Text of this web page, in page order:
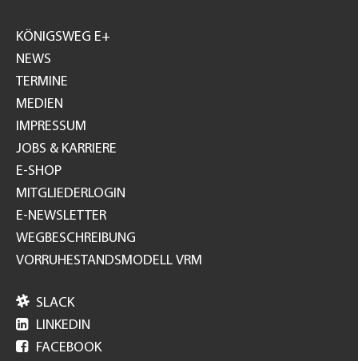
GH
KÖNIGSWEG E+
NEWS
TERMINE
MEDIEN
IMPRESSUM
JOBS & KARRIERE
E-SHOP
MITGLIEDERLOGIN
E-NEWSLETTER
WEGBESCHREIBUNG
VORRUHESTANDSMODELL VRM
 SLACK
 LINKEDIN
 FACEBOOK